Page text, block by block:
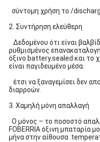
σύντομη χρήση το /
2. Συντήρηση ελεύθερη
Δεδομένου ότι είναι
ρυθμισμένος
όξινο battery.sealed και το
είναι παγιδευμένο μέσα.
έτσι να ξαναγεμίσει δεν
διαρροών.
3. Χαμηλή μόνη απαλλαγή
Ο μόνος – το ποσοστό
FOBERRIA όξινη μπαταρία
μήνα στην αίθουσα